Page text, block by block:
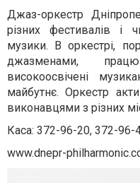
Джаз-оркестр
різних фестивалів і
музики. В оркестрі,
джазменами,
високоосвічені
майбутнє. Оркестр
виконавцями з різних
Каса: 372-96-20, 372-96-
www.dnepr-